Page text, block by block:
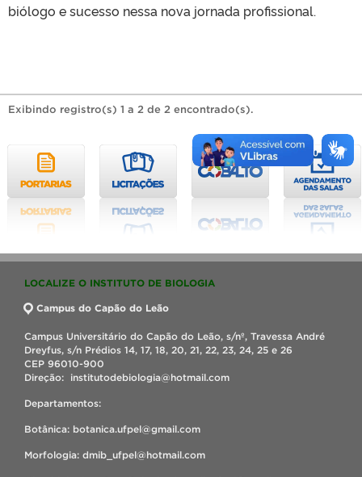
biólogo e sucesso nessa nova jornada profissional.
Exibindo registro(s) 1 a 2 de 2 encontrado(s).
LOCALIZE O INSTITUTO DE BIOLOGIA
Campus do Capão do Leão
Campus Universitário do Capão do Leão, s/nº, Travessa André
Dreyfus, s/n Prédios 14, 17, 18, 20, 21, 22, 23, 24, 25 e 26
CEP 96010-900
Direção: institutodebiologia@hotmail.com
Departamentos:
Botânica: botanica.ufpel@gmail.com
Morfologia: dmib_ufpel@hotmail.com